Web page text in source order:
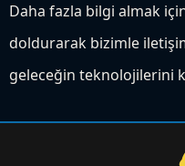
Daha fazla bilgi almak
doldurarak bizimle
geleceğin teknolojilerini